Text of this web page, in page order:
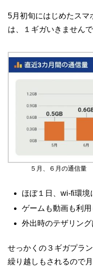
5月初旬にはじめたスマ
は、１ギガいきませんで
５月、６月の通信量
ほぼ１日、wi-fi環境
ゲームも動画も利
外出時のテザリン
せっかくの３ギガプラ
繰り越しもされるので